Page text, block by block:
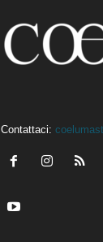
Contattaci: